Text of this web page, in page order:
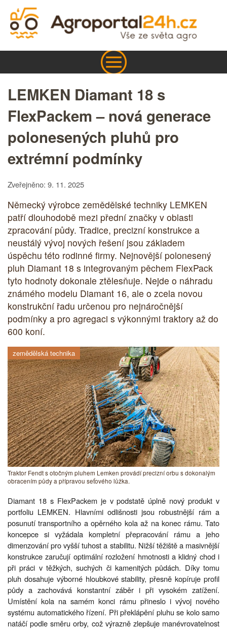
LEMKEN Diamant 18 s
FlexPackem – nová generace
polonesených pluhů pro
extrémní podmínky
Zveřejněno: 9. 11. 2025
Německý výrobce zemědělské techniky LEMKEN
patří dlouhodobě mezi přední značky v oblasti
zpracování půdy. Tradice, precizní konstrukce a
neustálý vývoj nových řešení jsou základem
úspěchu této rodinné firmy. Nejnovější polonesený
pluh Diamant 18 s integrovaným pěchem FlexPack
tyto hodnoty dokonale ztělesňuje. Nejde o náhradu
známého modelu Diamant 16, ale o zcela novou
konstrukční řadu určenou pro nejnáročnější
podmínky a pro agregaci s výkonnými traktory až do
600 koní.
zemědělská technika
Traktor Fendt s otočným pluhem Lemken provádí precizní orbu s dokonalým
obracením půdy a přípravou seťového lůžka.
Diamant 18 s FlexPackem je v podstatě úplně nový produkt v
portfoliu LEMKEN. Hlavními odlišnosti jsou robustnější rám a
posunutí transportního a opěrného kola až na konec rámu. Tato
koncepce si vyžádala kompletní přepracování rámu a jeho
dimenzování pro vyšší tuhost a stabilitu. Nižší těžiště a masivnější
konstrukce zaručují optimální rozložení hmotnosti a klidný chod i
při práci v těžkých, suchých či kamenitých půdách. Díky tomu
pluh dosahuje výborné hloubkové stability, přesně kopíruje profil
půdy a zachovává konstantní záběr i při vysokém zatížení.
Umístění kola na samém konci rámu přineslo i vývoj nového
systému automatického řízení. Při překlápění pluhu se kolo samo
natáčí podle směru orby, což výrazně zlepšuje manévrovatelnost